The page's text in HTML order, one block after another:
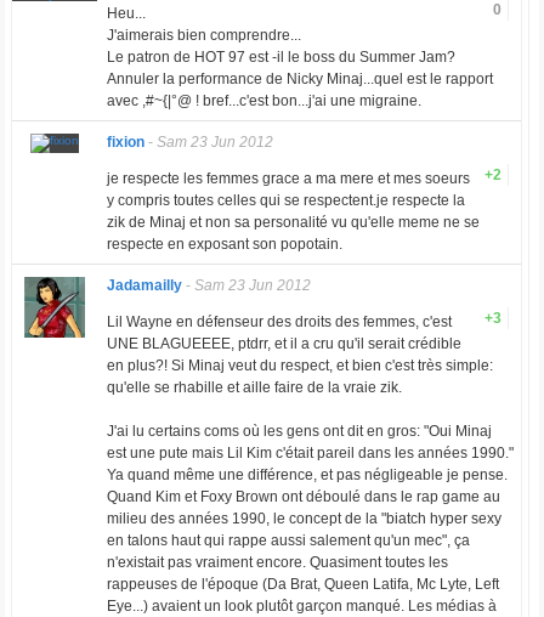
0
Heu...
J'aimerais bien comprendre...
Le patron de HOT 97 est -il le boss du Summer Jam?
Annuler la performance de Nicky Minaj...quel est le rapport
avec ,#~{|°@ ! bref...c'est bon...j'ai une migraine.
fixion- Sam 23 Jun 2012
+2
je respecte les femmes grace a ma mere et mes soeurs
y compris toutes celles qui se respectent.je respecte la
zik de Minaj et non sa personalité vu qu'elle meme ne se
respecte en exposant son popotain.
Jadamailly- Sam 23 Jun 2012
+3
Lil Wayne en défenseur des droits des femmes, c'est
UNE BLAGUEEEE, ptdrr, et il a cru qu'il serait crédible
en plus?! Si Minaj veut du respect, et bien c'est très simple:
qu'elle se rhabille et aille faire de la vraie zik.
J'ai lu certains coms où les gens ont dit en gros: "Oui Minaj
est une pute mais Lil Kim c'était pareil dans les années 1990."
Ya quand même une différence, et pas négligeable je pense.
Quand Kim et Foxy Brown ont déboulé dans le rap game au
milieu des années 1990, le concept de la "biatch hyper sexy
en talons haut qui rappe aussi salement qu'un mec", ça
n'existait pas vraiment encore. Quasiment toutes les
rappeuses de l'époque (Da Brat, Queen Latifa, Mc Lyte, Left
Eye...) avaient un look plutôt garçon manqué. Les médias à